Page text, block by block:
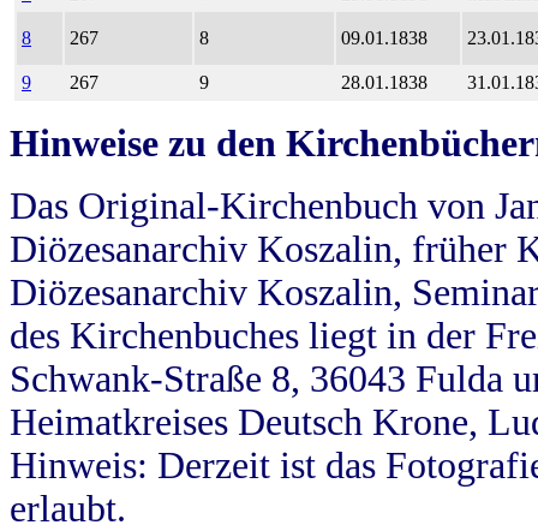
8 267 8 09.01.1838
9 267 9 28.01.1838
Hinweise zu den
Das Original-Kirchenbuch von
Diözesanarchiv Koszalin, früher
Diözesanarchiv Koszalin,
des Kirchenbuches liegt in der
Schwank-Straße 8, 36043 Fulda
Heimatkreises Deutsch Krone,
Hinweis: Derzeit ist das
erlaubt.